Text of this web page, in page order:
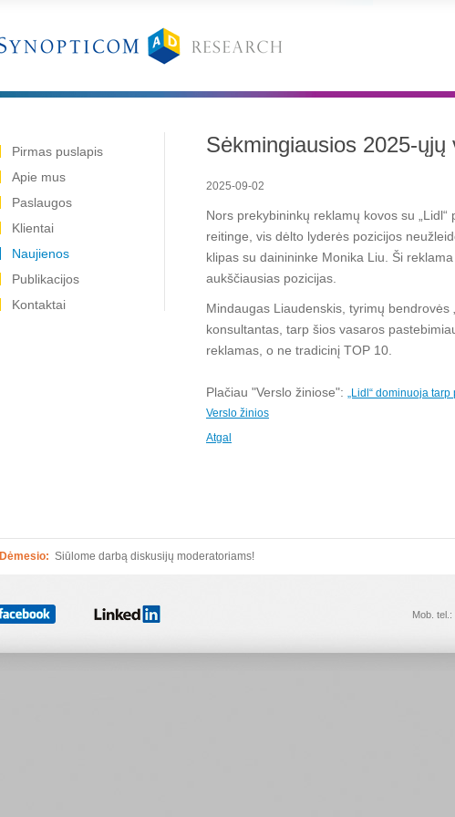
Pirmas puslapis
Apie mus
Paslaugos
Klientai
Naujienos
Publikacijos
Kontaktai
Sėkmingiausios 2025-
2025-09-02
Nors prekybininkų reklamų kovos su
reitinge, vis dėlto lyderės pozicijos
klipas su dainininke Monika Liu. Ši
aukščiausias pozicijas.
Mindaugas Liaudenskis, tyrimų bendrovės
konsultantas, tarp šios vasaros
reklamas, o ne tradicinį TOP 10.
Plačiau "Verslo žiniose": „Lidl“ dominuoja
Verslo žinios
Atgal
Dėmesio: Siūlome darbą diskusijų moderatoriams!
Mob.